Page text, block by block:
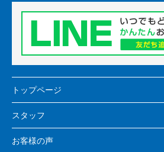
トップページ
スタッフ
お客様の声